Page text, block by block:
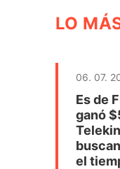
LO
06. 07.
Es de
ganó
el